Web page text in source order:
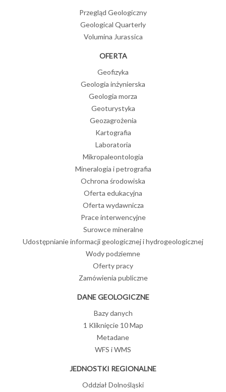
Przegląd Geologiczny
Geological Quarterly
Volumina Jurassica
OFERTA
Geofizyka
Geologia inżynierska
Geologia morza
Geoturystyka
Geozagrożenia
Kartografia
Laboratoria
Mikropaleontologia
Mineralogia i petrografia
Ochrona środowiska
Oferta edukacyjna
Oferta wydawnicza
Prace interwencyjne
Surowce mineralne
Udostępnianie informacji geologicznej i hydrogeologicznej
Wody podziemne
Oferty pracy
Zamówienia publiczne
DANE GEOLOGICZNE
Bazy danych
1 Kliknięcie 10 Map
Metadane
WFS i WMS
JEDNOSTKI REGIONALNE
Oddział Dolnośląski